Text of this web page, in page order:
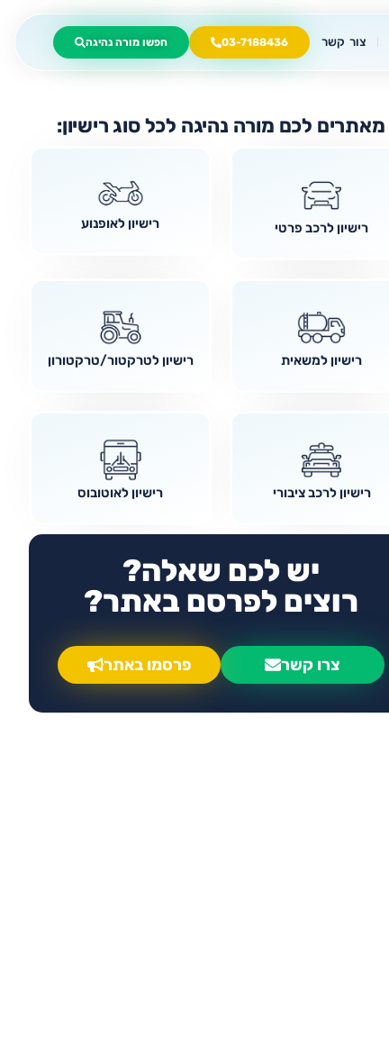
צור קשר 03-7188436 חפשו מורה נהיגה
מאתרים לכם מורה נהיגה לכל סוג רישיון:
רישיון לרכב פרטי רישיון לאופנוע
רישיון למשאית רישיון לטרקטור/טרקטורון
רישיון לרכב ציבורי רישיון לאוטובוס
יש לכם שאלה?
רוצים לפרסם באתר?
צרו קשר פרסמו באתר